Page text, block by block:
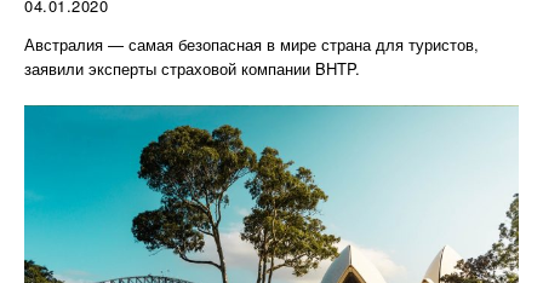
04.01.2020
Австралия — самая безопасная в мире страна для туристов,
заявили эксперты страховой компании BHTP.